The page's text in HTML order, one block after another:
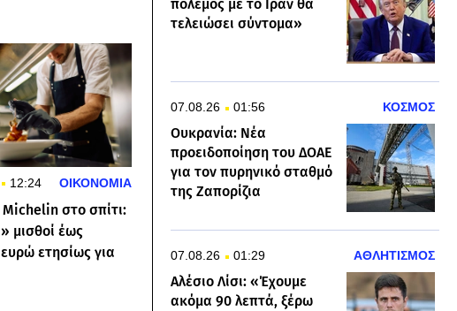
12:24 ΟΙΚΟΝΟΜΙΑ
Michelin στο σπίτι:
μισθοί έως
ετησίως για
πόλεμος με το Ιράν θα
τελειώσει σύντομα»
07.08.26 01:56 ΚΟΣΜΟΣ
Ουκρανία: Νέα
προειδοποίηση του ΔΟΑΕ
για τον πυρηνικό σταθμό
της Ζαπορίζια
07.08.26 01:29 ΑΘΛΗΤΙΣΜΟΣ
Αλέσιο Λίσι: «Έχουμε
ακόμα 90 λεπτά, ξέρω